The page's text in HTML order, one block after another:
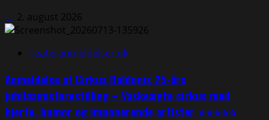
:... 2. august 2026
Teateranmeldelser.dk
Anmeldelse af Cirkus Baldonis 25-års
jubilæumsforestilling – Vaskeægte cirkus med
hjerte, humor og imponerende artister ⭐⭐⭐⭐⭐